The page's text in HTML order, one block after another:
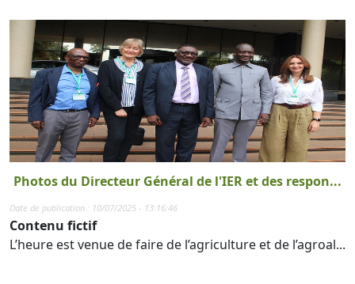
Photos du Directeur Général de l'IER et des respon...
Date de publication : 10/07/2025 - 13:16:46
Contenu fictif
L’heure est venue de faire de l’agriculture et de l’agroal...